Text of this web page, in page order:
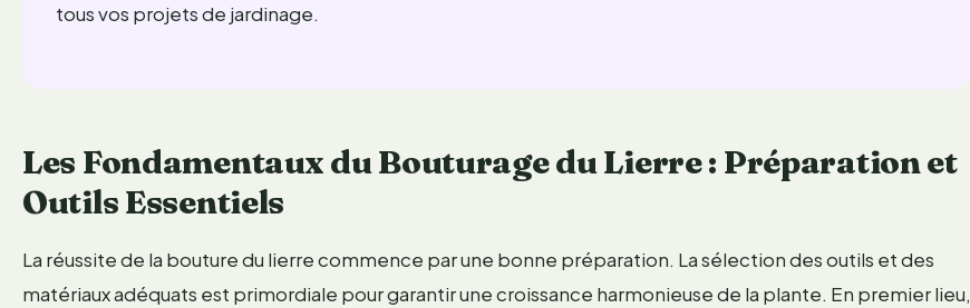
tous vos projets de jardinage.
Les Fondamentaux du Bouturage du Lierre : Préparation et
Outils Essentiels
La réussite de la bouture du lierre commence par une bonne préparation. La sélection des outils et des
matériaux adéquats est primordiale pour garantir une croissance harmonieuse de la plante. En premier lieu,